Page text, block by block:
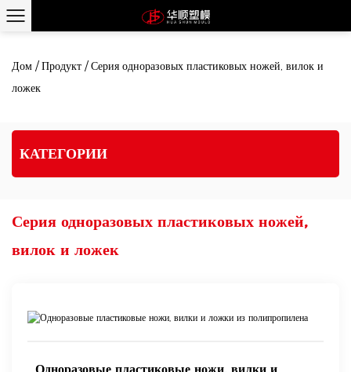
Дом /Продукт /Серия одноразовых пластиковых ножей, вилок и
ложек
КАТЕГОРИИ
Серия одноразовых пластиковых ножей,
вилок и ложек